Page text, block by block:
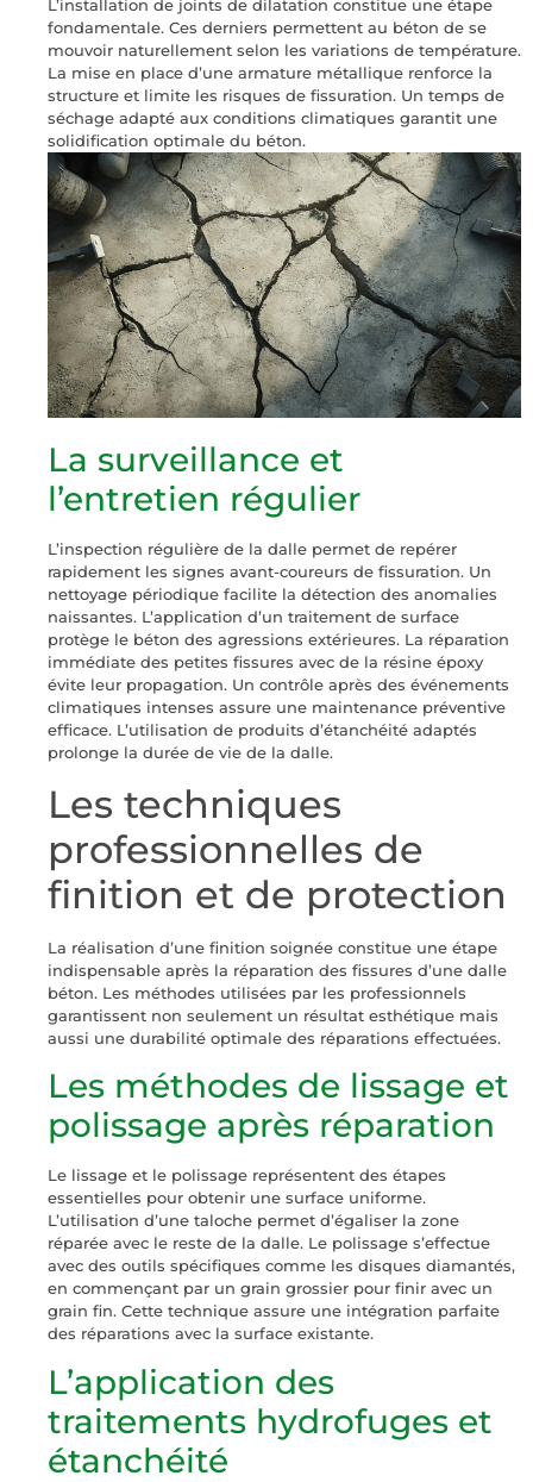
L’installation de joints de dilatation constitue une étape
fondamentale. Ces derniers permettent au béton de se
mouvoir naturellement selon les variations de température.
La mise en place d’une armature métallique renforce la
structure et limite les risques de fissuration. Un temps de
séchage adapté aux conditions climatiques garantit une
solidification optimale du béton.
La surveillance et
l’entretien régulier
L’inspection régulière de la dalle permet de repérer
rapidement les signes avant-coureurs de fissuration. Un
nettoyage périodique facilite la détection des anomalies
naissantes. L’application d’un traitement de surface
protège le béton des agressions extérieures. La réparation
immédiate des petites fissures avec de la résine époxy
évite leur propagation. Un contrôle après des événements
climatiques intenses assure une maintenance préventive
efficace. L’utilisation de produits d’étanchéité adaptés
prolonge la durée de vie de la dalle.
Les techniques
professionnelles de
finition et de protection
La réalisation d’une finition soignée constitue une étape
indispensable après la réparation des fissures d’une dalle
béton. Les méthodes utilisées par les professionnels
garantissent non seulement un résultat esthétique mais
aussi une durabilité optimale des réparations effectuées.
Les méthodes de lissage et
polissage après réparation
Le lissage et le polissage représentent des étapes
essentielles pour obtenir une surface uniforme.
L’utilisation d’une taloche permet d’égaliser la zone
réparée avec le reste de la dalle. Le polissage s’effectue
avec des outils spécifiques comme les disques diamantés,
en commençant par un grain grossier pour finir avec un
grain fin. Cette technique assure une intégration parfaite
des réparations avec la surface existante.
L’application des
traitements hydrofuges et
étanchéité